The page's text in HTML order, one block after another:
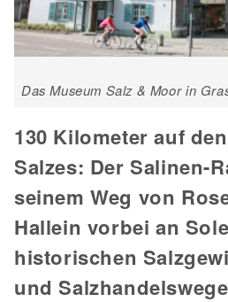
Das Museum Salz & Moor in
130 Kilometer auf
Salzes: Der Salinen-
seinem Weg von
Hallein vorbei an
historischen
und